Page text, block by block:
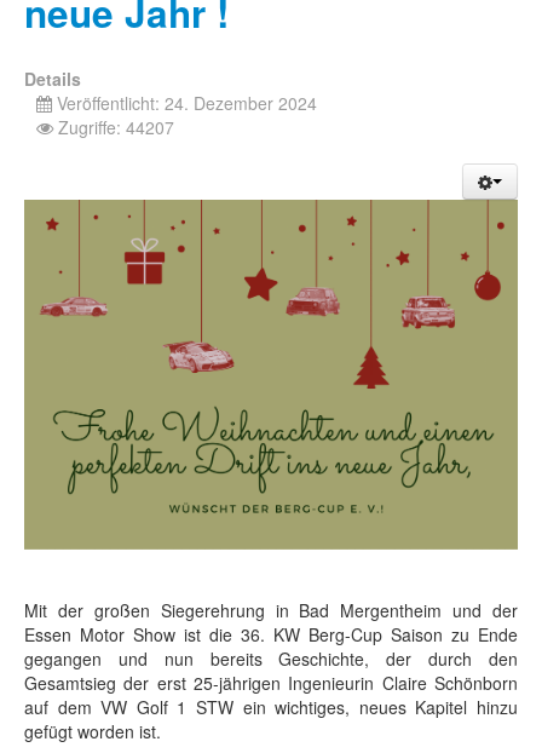
neue Jahr !
Details
Veröffentlicht: 24. Dezember 2024
Zugriffe: 44207
Mit der großen Siegerehrung in Bad Mergentheim und der
Essen Motor Show ist die 36. KW Berg-Cup Saison zu Ende
gegangen und nun bereits Geschichte, der durch den
Gesamtsieg der erst 25-jährigen Ingenieurin Claire Schönborn
auf dem VW Golf 1 STW ein wichtiges, neues Kapitel hinzu
gefügt worden ist.